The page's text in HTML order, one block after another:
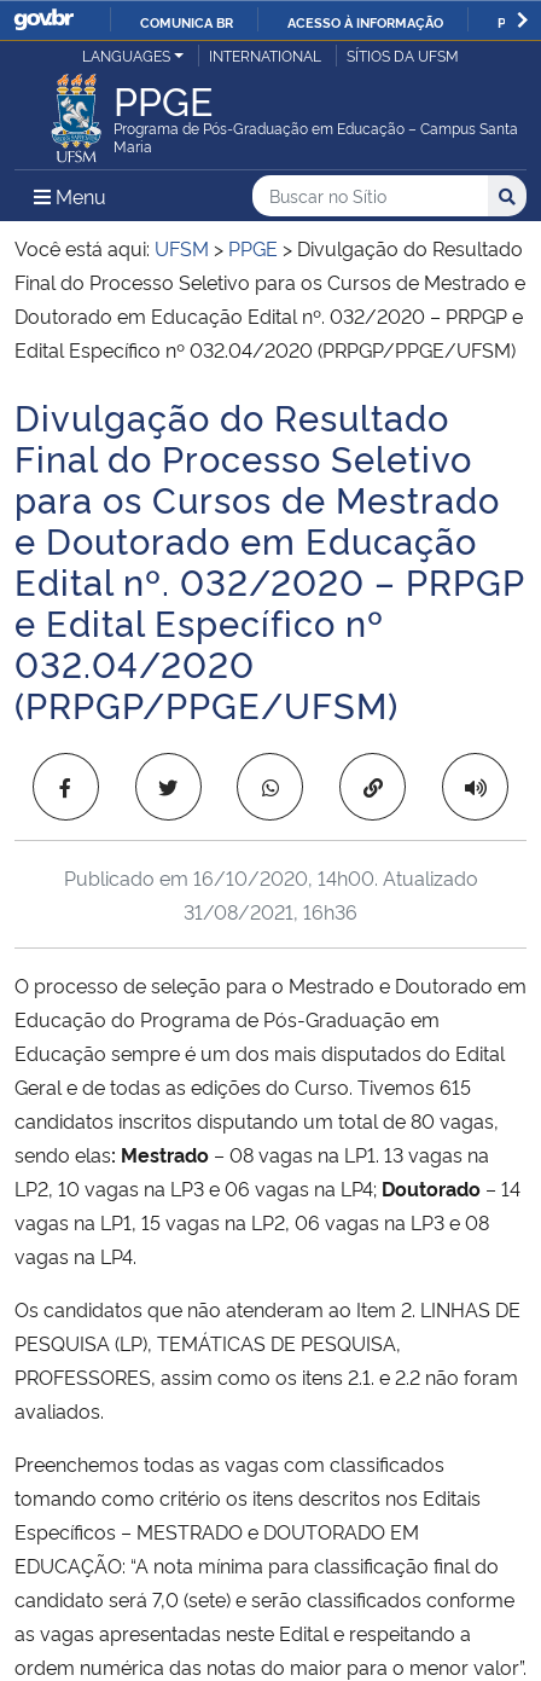
IR
O
COMUNICA BR ACESSO À INFORMAÇÃO
Ministério da Justiça e Segurança Pública
Ministério da Defesa
Ministério das Relações Exteriores
Ministério da Economia
Ministério da Infraestrutura
Ministério da Agricultura, Pecuária e Abastecimento
Ministério da Educação
Ministério da Cidadania
Ministério da Saúde
Ministério de Minas e Energia
Ministério da Ciência, Tecnologia, Inovações e Comunicações
Ministério do Meio Ambiente
Ministério do Turismo
Ministério do Desenvolvimento Regional
Controladoria-Geral da União
Secretaria de Governo
Gabinete de Segurança Institucional
Banco Central do Brasil
Planalto
LANGUAGES INTERNATIONAL SÍTIOS DA UFSM
PPGE
Programa de Pós-Graduação em Educação – Campus Santa
Maria
Menu Menu Principal do Sítio
Busca
Buscar no no Sítio
Busca:
Você está aqui: UFSM > PPGE > Divulgação do Resultado
Final do Processo Seletivo para os Cursos de Mestrado e
Doutorado em Educação Edital nº. 032/2020 – PRPGP e
Edital Específico nº 032.04/2020 (PRPGP/PPGE/UFSM)
Início do conteúdo
Divulgação do Resultado
Final do Processo Seletivo
para os Cursos de Mestrado
e Doutorado em Educação
Edital nº. 032/2020 – PRPGP
e Edital Específico nº
032.04/2020
(PRPGP/PPGE/UFSM)
Copiar para área
Publicado em 16/10/2020, 14h00. Atualizado
31/08/2021, 16h36
O processo de seleção para o Mestrado e Doutorado em
Educação do Programa de Pós-Graduação em
Educação sempre é um dos mais disputados do Edital
Geral e de todas as edições do Curso. Tivemos 615
candidatos inscritos disputando um total de 80 vagas,
sendo elas: Mestrado – 08 vagas na LP1. 13 vagas na
LP2, 10 vagas na LP3 e 06 vagas na LP4; Doutorado – 14
vagas na LP1, 15 vagas na LP2, 06 vagas na LP3 e 08
vagas na LP4.
Os candidatos que não atenderam ao Item 2. LINHAS DE
PESQUISA (LP), TEMÁTICAS DE PESQUISA,
PROFESSORES, assim como os itens 2.1. e 2.2 não foram
avaliados.
Preenchemos todas as vagas com classificados
tomando como critério os itens descritos nos Editais
Específicos – MESTRADO e DOUTORADO EM
EDUCAÇÃO: “A nota mínima para classificação final do
candidato será 7,0 (sete) e serão classificados conforme
as vagas apresentadas neste Edital e respeitando a
ordem numérica das notas do maior para o menor valor”.